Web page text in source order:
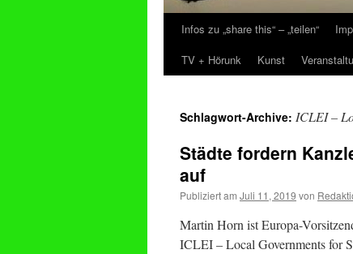
Zum
Inhalt
Infos zu „share this“ – „teilen“
TV + Hörunk
Kunst
Schlagwort-Archive: ICLEI –
Städte fordern
auf
Publiziert am Juli 11, 2019 von
Martin Horn ist Europa-
ICLEI – Local Governments for